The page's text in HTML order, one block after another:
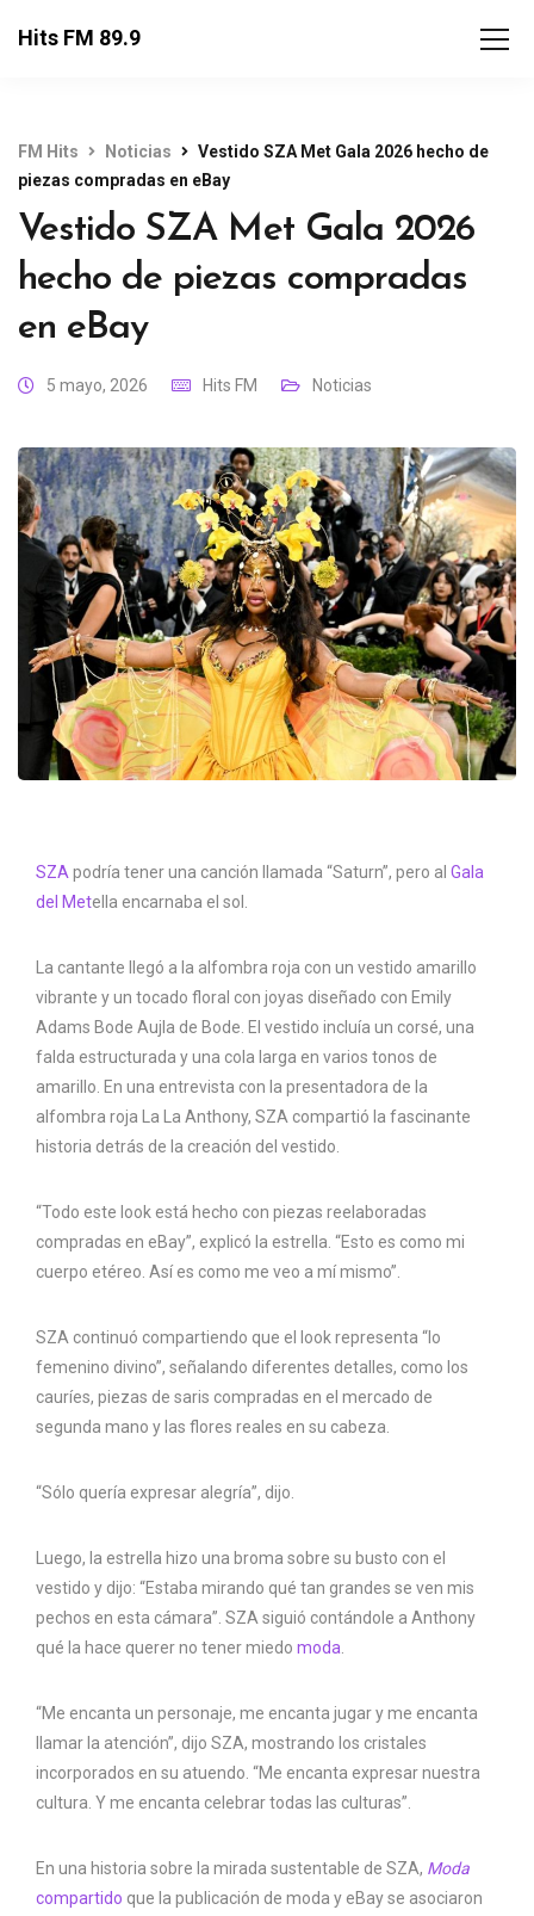
Hits FM 89.9
FM Hits Noticias
Vestido SZA Met Gala 2026 hecho de
piezas compradas en eBay
Vestido SZA Met Gala 2026
hecho de piezas compradas
en eBay
5 mayo, 2026 Hits FM Noticias
SZA podría tener una canción llamada “Saturn”, pero al Gala
del Metella encarnaba el sol.
La cantante llegó a la alfombra roja con un vestido amarillo
vibrante y un tocado floral con joyas diseñado con Emily
Adams Bode Aujla de Bode. El vestido incluía un corsé, una
falda estructurada y una cola larga en varios tonos de
amarillo. En una entrevista con la presentadora de la
alfombra roja La La Anthony, SZA compartió la fascinante
historia detrás de la creación del vestido.
“Todo este look está hecho con piezas reelaboradas
compradas en eBay”, explicó la estrella. “Esto es como mi
cuerpo etéreo. Así es como me veo a mí mismo”.
SZA continuó compartiendo que el look representa “lo
femenino divino”, señalando diferentes detalles, como los
cauríes, piezas de saris compradas en el mercado de
segunda mano y las flores reales en su cabeza.
“Sólo quería expresar alegría”, dijo.
Luego, la estrella hizo una broma sobre su busto con el
vestido y dijo: “Estaba mirando qué tan grandes se ven mis
pechos en esta cámara”. SZA siguió contándole a Anthony
qué la hace querer no tener miedo moda
“Me encanta un personaje, me encanta jugar y me encanta
llamar la atención”, dijo SZA, mostrando los cristales
incorporados en su atuendo. “Me encanta expresar nuestra
cultura. Y me encanta celebrar todas las culturas”.
En una historia sobre la mirada sustentable de SZA, Moda
compartido que la publicación de moda y eBay se asociaron